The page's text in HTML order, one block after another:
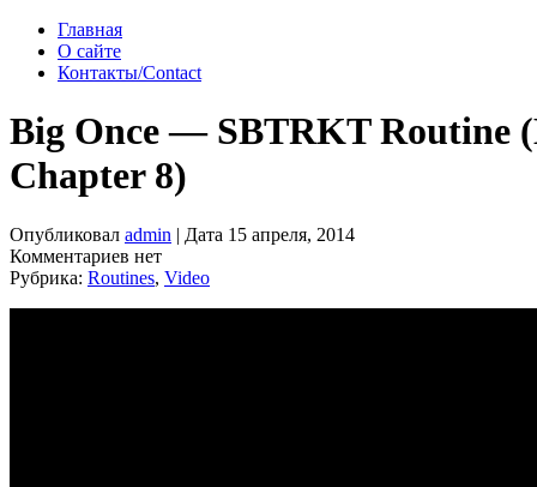
Главная
О сайте
Контакты/Contact
Big Once — SBTRKT Routine
Chapter 8)
Опубликовал admin | Дата 15 апреля, 2014
Комментариев нет
Рубрика: Routines, Video